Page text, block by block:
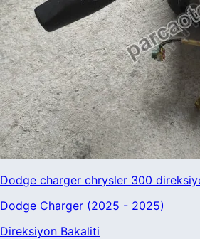
Dodge charger chrysler 300
Dodge Charger (2025 - 2025)
Direksiyon Bakaliti